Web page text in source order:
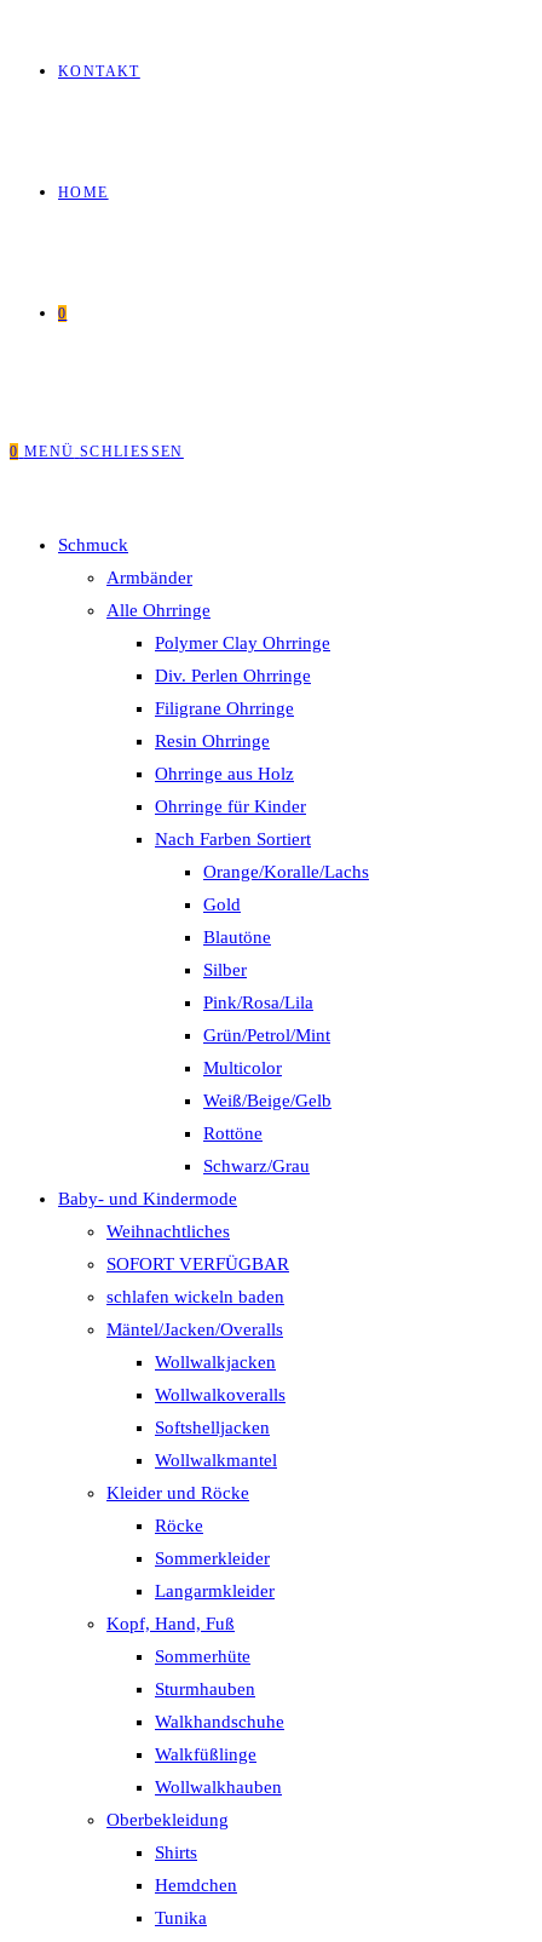
KONTAKT
HOME
0
0 MENÜ SCHLIESSEN
Schmuck
Armbänder
Alle Ohrringe
Polymer Clay Ohrringe
Div. Perlen Ohrringe
Filigrane Ohrringe
Resin Ohrringe
Ohrringe aus Holz
Ohrringe für Kinder
Nach Farben Sortiert
Orange/Koralle/Lachs
Gold
Blautöne
Silber
Pink/Rosa/Lila
Grün/Petrol/Mint
Multicolor
Weiß/Beige/Gelb
Rottöne
Schwarz/Grau
Baby- und Kindermode
Weihnachtliches
SOFORT VERFÜGBAR
schlafen wickeln baden
Mäntel/Jacken/Overalls
Wollwalkjacken
Wollwalkoveralls
Softshelljacken
Wollwalkmantel
Kleider und Röcke
Röcke
Sommerkleider
Langarmkleider
Kopf, Hand, Fuß
Sommerhüte
Sturmhauben
Walkhandschuhe
Walkfüßlinge
Wollwalkhauben
Oberbekleidung
Shirts
Hemdchen
Tunika